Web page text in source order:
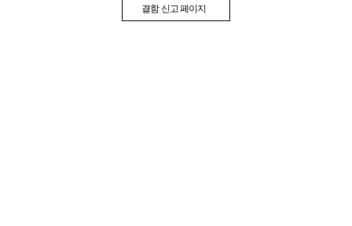
결함 신고 페이지